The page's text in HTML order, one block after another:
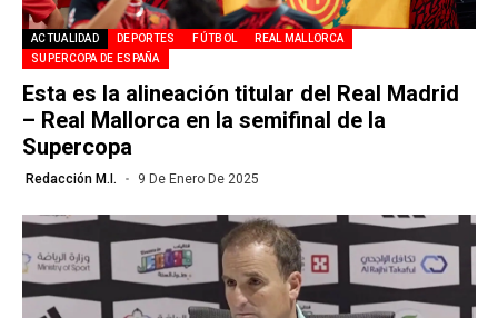
ACTUALIDAD DEPORTES FÚTBOL
REAL MALLORCA
SUPERCOPA DE ESPAÑA
Esta es la alineación titular del Real Madrid
– Real Mallorca en la semifinal de la
Supercopa
Redacción M.I. 9 De Enero De 2025